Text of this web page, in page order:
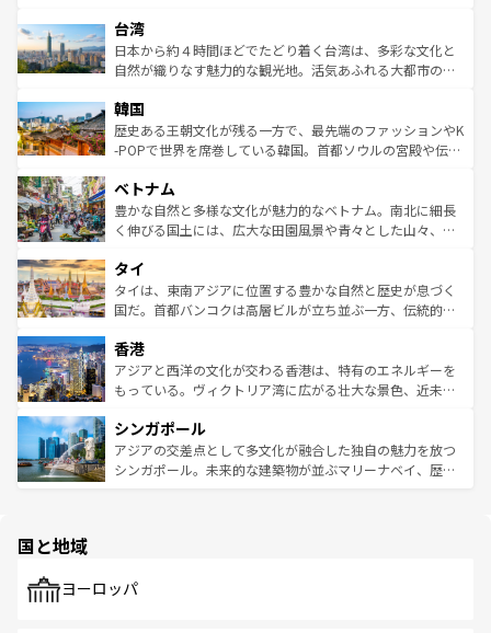
情報は
人々、おいしいローカルフードやハワイアンミュージッ
ク、伝統的なフラダンスなど、すべてがハワイの魅力を彩
っている。訪れるたびに新しい発見と感動が待っているハ
はコンテンツ一覧
リアリーフや大陸中央部にそびえるウルル（エアーズロッ
ク）、タスマニアの美しい原生林やケアンズの熱帯雨林な
ど、見どころがたくさん。また、カフェやワイン、オージ
いる。アクティビティも充実しており、サーフィンやダイ
ビング、ハイキングなど、アウトドア好きにはたまらな
い。オーストラリアの多彩な魅力を存分に味わいつくそ
参照してほしい。
台湾
日本から約４時間ほどでたどり着く台湾は、多彩な文化と
自然が織りなす魅力的な観光地。活気あふれる大都市の台
ン）、静ひつな山岳地帯である台湾東部など、都市の喧騒
と山間の静けさが共存しており、訪れる人に新しい発見と
驚きをもたらしてくれる。また、奥深い台湾の食文化も魅
容にもいいと評判のスイーツなど、バラエティ豊かな料理
が味わえる。 なお、新着の台湾情報は コンテンツ一覧を参
照してほしい。
韓国
歴史ある王朝文化が残る一方で、最先端のファッションやK
-POPで世界を席巻している韓国。首都ソウルの宮殿や伝統
き、地方に足を延ばせば四季折々の自然美を楽しむことが
できる。そして、キムチや焼肉、絶品のストリートフード
まで、さまざまな韓国料理が待っている。夜には、韓国な
リティに包まれながら、韓国の多彩な魅力を心ゆくまで味
わってみてほしい。 なお、新着の韓国情報はコンテンツ一
覧を参照してほしい。
ベトナム
豊かな自然と多様な文化が魅力的なベトナム。南北に細長
く伸びる国土には、広大な田園風景や青々とした山々、世
急速な発展と共に伝統が息づく。ハノイの古い町並みやホ
ーチミン市のフランス統治時代の建物も、独特の雰囲気を
醸し出している。また、バラエティの豊かさとおいしさで
とつ。フォーやバインミー、ベトナムコーヒーなどは、ぜ
ひ現地で味わいたい。どの地域を訪れてもあたたかい人々
が旅行者を迎えてくれるので、きっと忘れられない旅にな
参照してほしい。
タイ
タイは、東南アジアに位置する豊かな自然と歴史が息づく
国だ。首都バンコクは高層ビルが立ち並ぶ一方、伝統的な
の活気が交差している。北部ではチェンマイなどの山岳地
帯で自然と触れ合い、南部ではプーケットやクラビの美し
いビーチでリゾート気分を楽しむことができる。タイ料理
激する。気候は一年中温暖で、どの季節にも異なる楽しみ
が待っている。親しみやすいタイの人々、仏教を中心とし
た文化、そして多様な観光資源が、訪れる旅人を魅了し続
香港
アジアと西洋の文化が交わる香港は、特有のエネルギーを
もっている。ヴィクトリア湾に広がる壮大な景色、近未来
み、どこを訪れても感動するはず。観光スポットが密集し
ており、効率よく見どころを回れるのも魅力。息をのむよ
うな絶景から文化的な体験まで、香港を存分に楽しみ尽く
シンガポール
アジアの交差点として多文化が融合した独自の魅力を放つ
シンガポール。未来的な建築物が並ぶマリーナベイ、歴史
で、ホーカーズは地元の風情を楽しめる外せないスポット
国と地域
ヨーロッパ